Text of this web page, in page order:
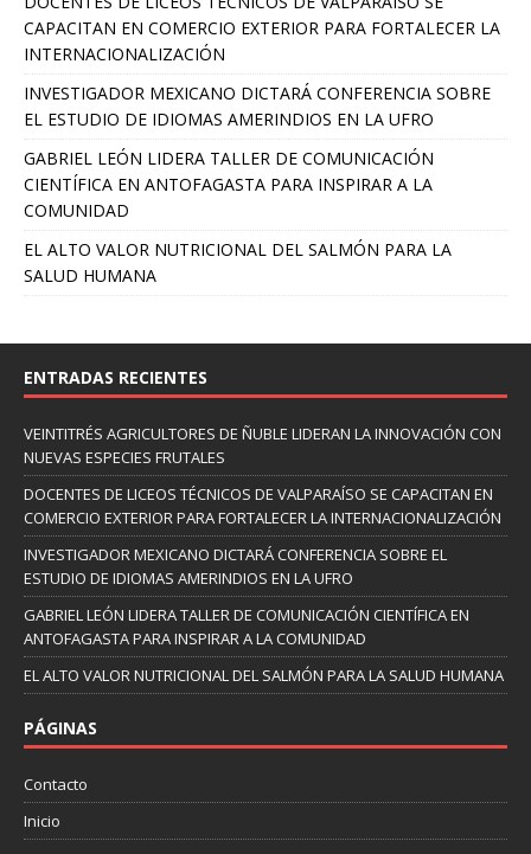
CAPACITAN EN COMERCIO EXTERIOR PARA FORTALECER LA
INTERNACIONALIZACIÓN
INVESTIGADOR MEXICANO DICTARÁ CONFERENCIA SOBRE
EL ESTUDIO DE IDIOMAS AMERINDIOS EN LA UFRO
GABRIEL LEÓN LIDERA TALLER DE COMUNICACIÓN
CIENTÍFICA EN ANTOFAGASTA PARA INSPIRAR A LA
COMUNIDAD
EL ALTO VALOR NUTRICIONAL DEL SALMÓN PARA LA
SALUD HUMANA
ENTRADAS RECIENTES
VEINTITRÉS AGRICULTORES DE ÑUBLE LIDERAN LA INNOVACIÓN CON
NUEVAS ESPECIES FRUTALES
DOCENTES DE LICEOS TÉCNICOS DE VALPARAÍSO SE CAPACITAN EN
COMERCIO EXTERIOR PARA FORTALECER LA INTERNACIONALIZACIÓN
INVESTIGADOR MEXICANO DICTARÁ CONFERENCIA SOBRE EL
ESTUDIO DE IDIOMAS AMERINDIOS EN LA UFRO
GABRIEL LEÓN LIDERA TALLER DE COMUNICACIÓN CIENTÍFICA EN
ANTOFAGASTA PARA INSPIRAR A LA COMUNIDAD
EL ALTO VALOR NUTRICIONAL DEL SALMÓN PARA LA SALUD HUMANA
PÁGINAS
Contacto
Inicio